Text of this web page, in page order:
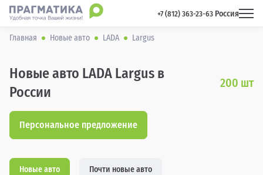
+7 (812) 363-23-63 Россия
Главная Новые авто LADA Largus
Новые авто LADA Largus в
России
200 шт
Персональное предложение
Новые авто Почти новые авто